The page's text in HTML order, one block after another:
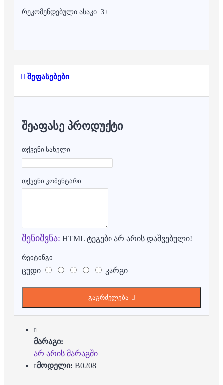
რეკომენდებული ასაკი: 3+
შეფასებები
ᲨᲔᲐᲤᲐᲡᲔ ᲞᲠᲝᲓᲣᲥᲢᲘ
თქვენი სახელი
თქვენი კომენტარი
შენიშვნა: HTML ტეგები არ არის დაშვებული!
რეიტინგი
ცუდი კარგი
გაგრძელება
მარაგი:
არ არის მარაგში
მოდელი: B0208